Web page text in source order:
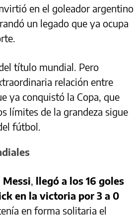
en el goleador argentino
un legado que ya ocupa
título mundial. Pero
relación entre
ya conquistó la Copa, que
límites de la grandeza sigue
fútbol.
Messi, llegó a los 16 goles
en la victoria por 3 a 0
en forma solitaria el